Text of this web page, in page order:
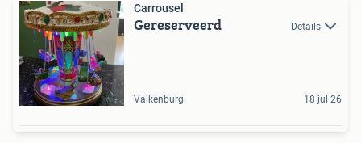
Carrousel
Gereserveerd Details
Valkenburg 18 jul 26